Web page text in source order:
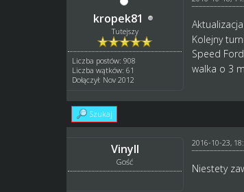
kropek81
Tutejszy
Liczba postów: 908
Liczba wątków: 61
Dołączył: Nov 2012
Kolejny
Speed
walka o 3
Szukaj
Vinyll
Gość
2016-10-23,
Niestety